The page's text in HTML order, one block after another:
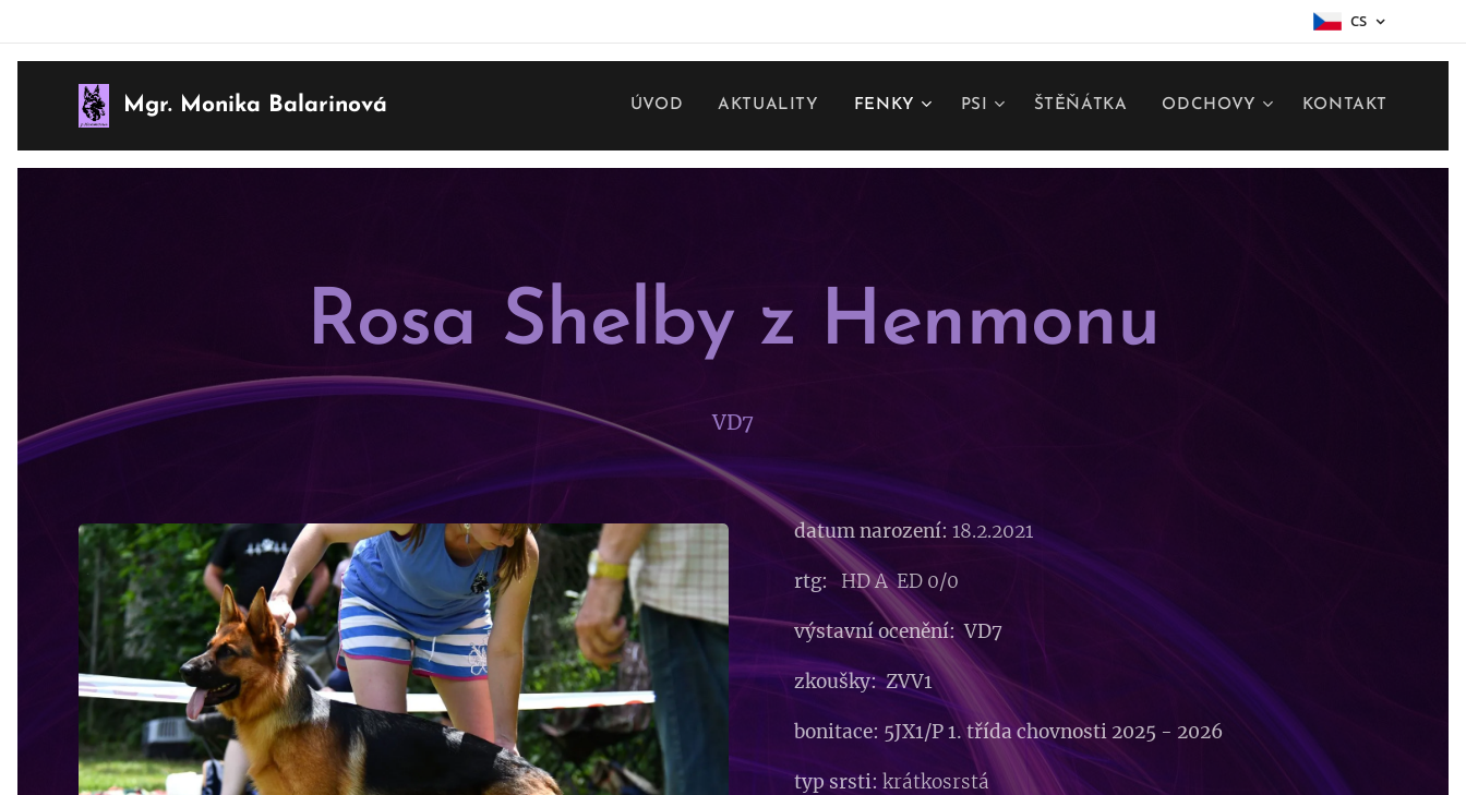
CS
Mgr. Monika Balarinová ÚVOD AKTUALITY FENKY PSI ŠTĚŇÁTKA ODCHOVY KONTAKT
Rosa Shelby z Henmonu
VD7
datum narození: 18.2.2021
rtg: HD A ED 0/0
výstavní ocenění: VD7
zkoušky: ZVV1
bonitace: 5JX1/P 1. třída chovnosti 2025 - 2026
typ srsti:krátkosrstá